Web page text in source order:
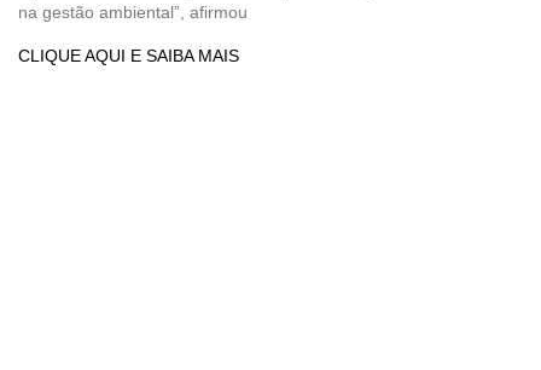
na gestão ambiental”, afirmou
CLIQUE AQUI E SAIBA MAIS